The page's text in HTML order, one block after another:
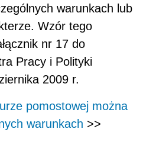
warunkach lub
Wzór tego
nr 17 do
Pracy i Polityki
2009 r.
pomostowej można
warunkach >>